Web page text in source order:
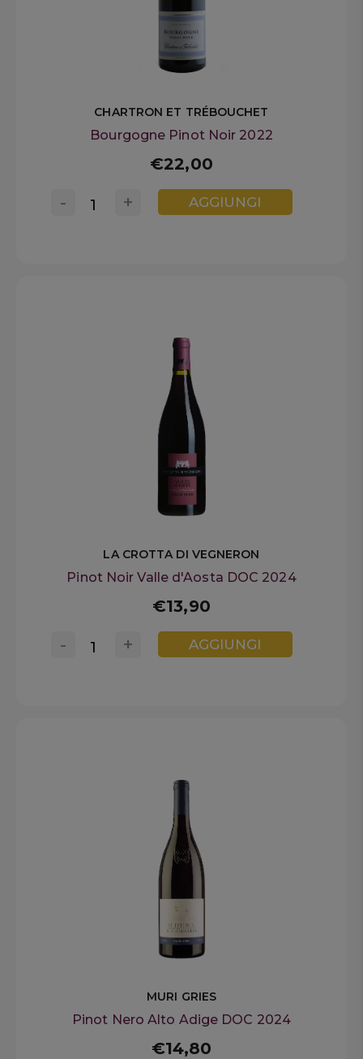
CHARTRON ET TRÉBOUCHET
Bourgogne Pinot Noir 2022
€22,00
+
- AGGIUNGI
LA CROTTA DI VEGNERON
Pinot Noir Valle d'Aosta DOC 2024
€13,90
+
- AGGIUNGI
MURI GRIES
Pinot Nero Alto Adige DOC 2024
€14,80